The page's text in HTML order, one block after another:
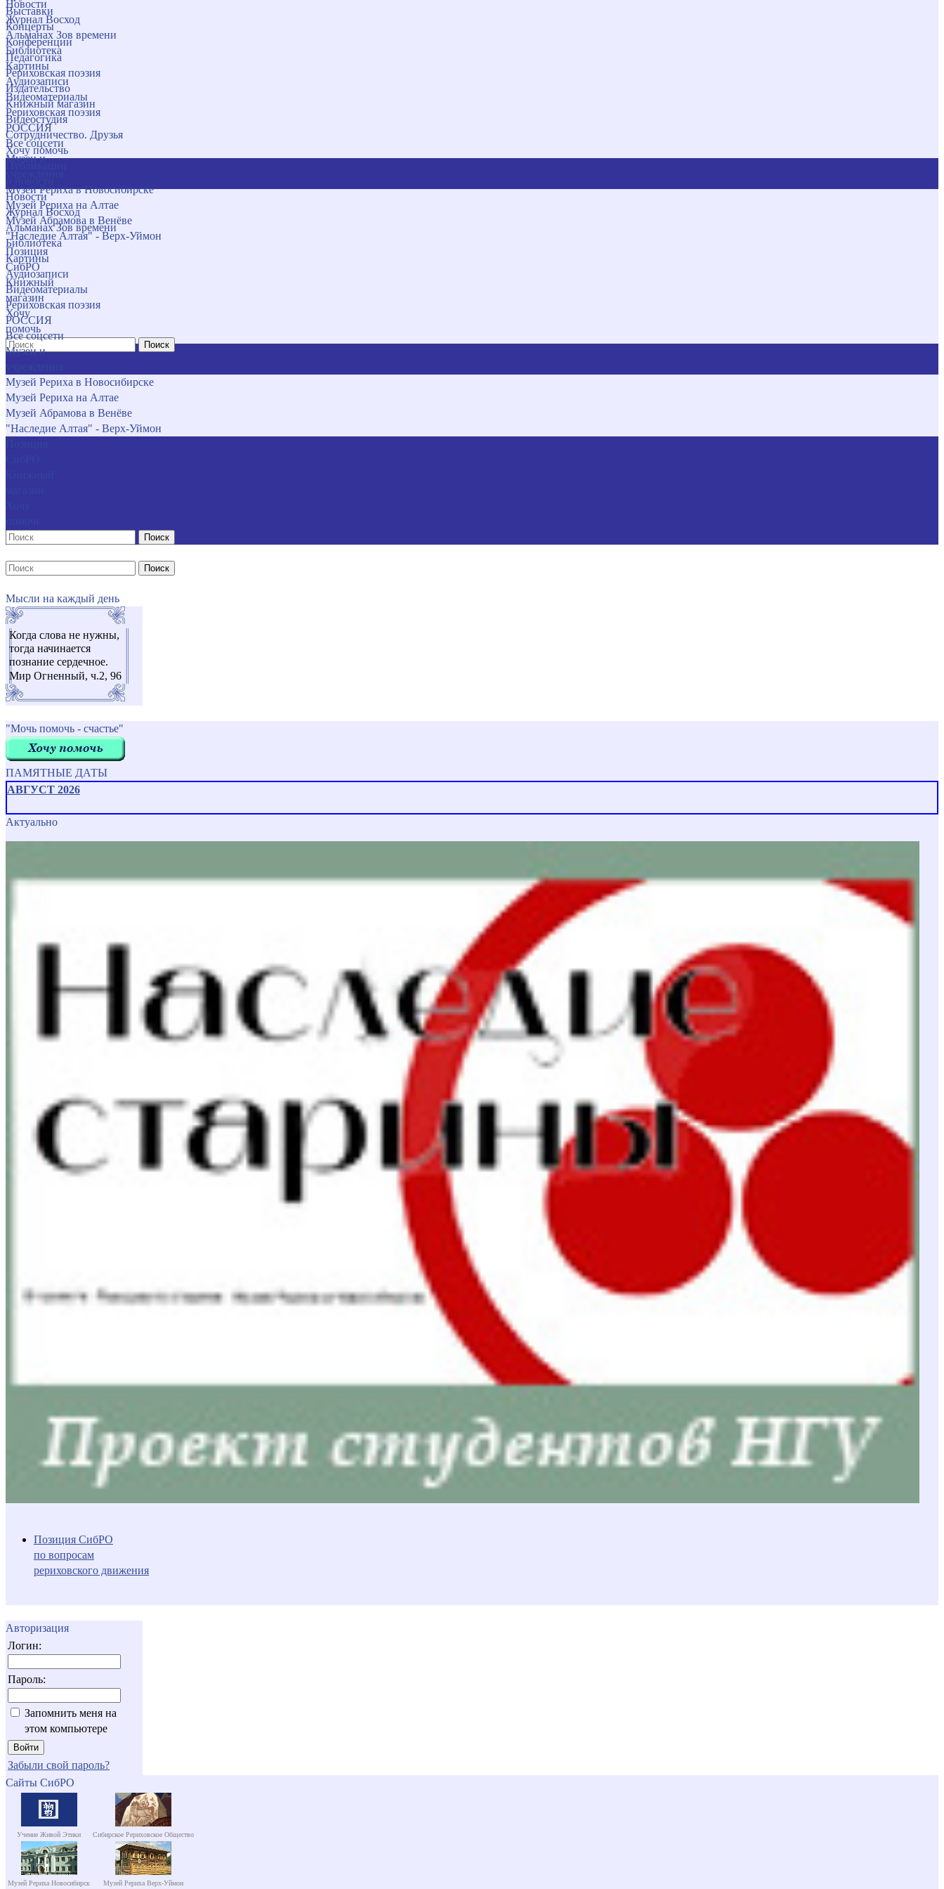
Новости
Журнал Восход
Альманах Зов времени
Библиотека
Картины
Аудиозаписи
Видеоматериалы
Рериховская поэзия
РОССИЯ
Все соцсети
Музеи и
Музей Рериха в Новосибирске
Музей Рериха на Алтае
Музей Абрамова в Венёве
"Наследие Алтая" - Верх-Уймон
Позиция
СибРО
Книжный
магазин
Хочу
помочь
Поиск
Выставки
Концерты
Конференции
Педагогика
Рериховская поэзия
Издательство
Книжный магазин
Видеостудия
Сотрудничество. Друзья
Хочу помочь
Новости
Журнал Восход
Альманах Зов времени
Библиотека
Картины
Аудиозаписи
Видеоматериалы
Рериховская поэзия
РОССИЯ
Все соцсети
Музеи и
Музей Рериха в Новосибирске
Музей Рериха на Алтае
Музей Абрамова в Венёве
"Наследие Алтая" - Верх-Уймон
Поиск
Поиск
Мысли на каждый день
Когда слова не нужны,
тогда начинается
познание сердечное.
Мир Огненный, ч.2, 96
"Мочь помочь - счастье"
ПАМЯТНЫЕ ДАТЫ
АВГУСТ 2026
Актуально
Позиция СибРО
по вопросам
рериховского движения
Авторизация
Логин:
Пароль:
Запомнить меня на
этом компьютере
Забыли свой пароль?
Сайты СибРО
Учение Живой Этики Сибирское Рериховское Общество
Музей Рериха Новосибирск Музей Рериха Верх-Уймон